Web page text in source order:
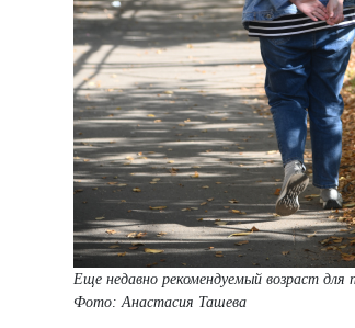
Еще недавно рекомендуемый возраст для
Фото: Анастасия Ташева